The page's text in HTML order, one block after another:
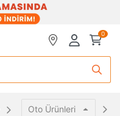
0
Oto Ürünleri